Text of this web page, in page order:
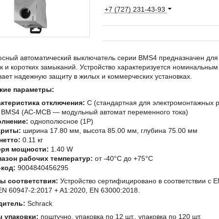
+7 (727) 231-43-93
автоматический выключатель серии BMS4 предназначен
и коротких замыканий. Устройство характеризуется
надежную защиту в жилых и коммерческих установках.
параметры:
отключения: C (стандартная для электромонтажных
(AC-MCB — модульный автомат переменного тока)
однополюсное (1P)
ширина 17.80 мм, высота 85.00 мм, глубина 75.00 мм
0.11 кг
мощности: 1.40 W
рабочих температур: от -40°C до +75°C
9004840456295
соответствия: Устройство сертифицировано в соответствии
60947-2:2017 + A1:2020, EN 63000:2018.
Schrack
упаковки: поштучно, упаковка по 12 шт., упаковка по 120 шт.